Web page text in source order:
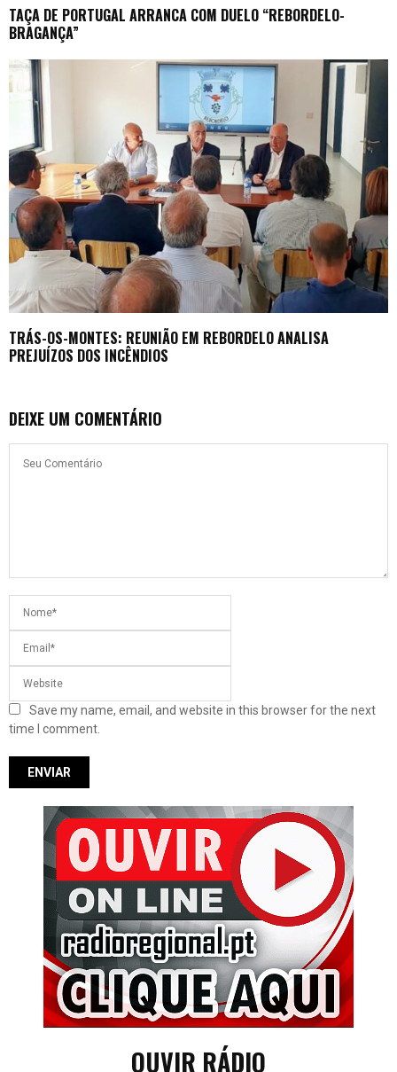
TAÇA DE PORTUGAL ARRANCA COM DUELO “REBORDELO-
BRAGANÇA”
TRÁS-OS-MONTES: REUNIÃO EM REBORDELO ANALISA
PREJUÍZOS DOS INCÊNDIOS
DEIXE UM COMENTÁRIO
Save my name, email, and website in this browser for the next
time I comment.
OUVIR RÁDIO